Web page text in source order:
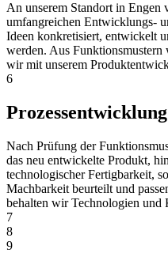
An unserem Standort in Engen
umfangreichen Entwicklungs-
Ideen konkretisiert, entwickelt
werden. Aus Funktionsmustern
wir mit unserem
6
Prozessentwicklung
Nach Prüfung der
das neu entwickelte Produkt,
technologischer Fertigbarkeit,
Machbarkeit beurteilt und
behalten wir Technologien und
7
8
9